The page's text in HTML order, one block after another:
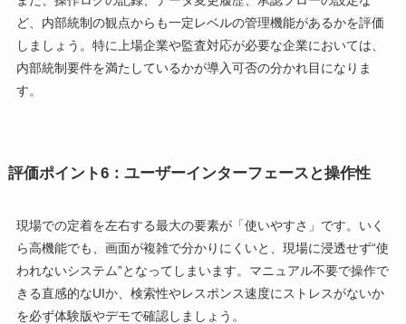
ど、内部統制の観点からも一定レベルの管理機能があるかを評価
しましょう。特に上場企業や監査対応が必要な企業においては、
内部統制要件を満たしているかが導入可否の分かれ目になりま
す。
評価ポイント6：ユーザーインターフェースと操作性
現場での定着を左右する最大の要素が「使いやすさ」です。いく
ら高機能でも、画面が複雑で分かりにくいと、現場に浸透せず“使
われないシステム”となってしまいます。マニュアル不要で操作で
きる直感的なUIか、検索性やレスポンス速度にストレスがないか
を必ず体験版やデモで確認しましょう。